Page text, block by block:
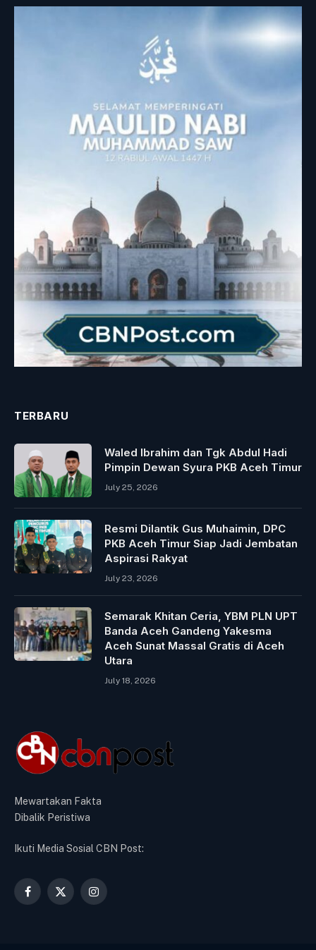
TERBARU
Waled Ibrahim dan Tgk Abdul Hadi
Pimpin Dewan Syura PKB Aceh Timur
July 25, 2026
Resmi Dilantik Gus Muhaimin, DPC
PKB Aceh Timur Siap Jadi Jembatan
Aspirasi Rakyat
July 23, 2026
Semarak Khitan Ceria, YBM PLN UPT
Banda Aceh Gandeng Yakesma
Aceh Sunat Massal Gratis di Aceh
Utara
July 18, 2026
Mewartakan Fakta
Dibalik Peristiwa
Ikuti Media Sosial CBN Post:
Facebook
X
Instagram